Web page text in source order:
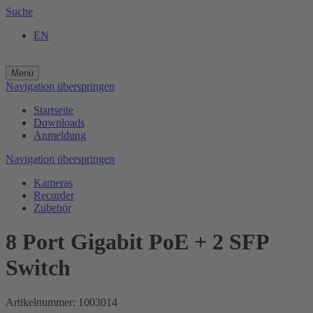
Suche
EN
Menü
Navigation überspringen
Startseite
Downloads
Anmeldung
Navigation überspringen
Kameras
Recorder
Zubehör
8 Port Gigabit PoE + 2 SFP
Switch
Artikelnummer: 1003014